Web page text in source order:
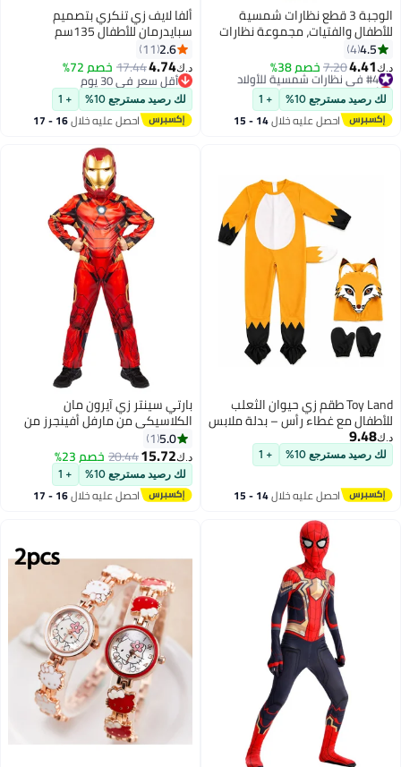
الوجبة 3 قطع نظارات شمسية
للأطفال والفتيات، مجموعة نظارات
شمسية على شكل عين القطة
للأطفال، نظارات على شكل قلب
عامًا، هدايا حفلات لطيفة للأطفال
الأولاد والبنات من سن 3 إلى 10
سنوات، لوازم حفلات أعياد الميلاد
4.5
4
د.ك‏4.41
7.20خصم 38% #4 في نظارات شمسية للأولاد
أقل سعر في 30 يوم
#4 في نظارات شمسية للأولاد
لك رصيد مسترجع 10% + 1
احصل عليه خلال 14 - 15
ألفا لايف زي تنكري بتصميم
سبايدرمان للأطفال 135سم
2.6
11
د.ك‏4.74
17.44خصم 72%
أقل سعر في 30 يوم
أقل سعر في 30 يوم
لك رصيد مسترجع 10% + 1
احصل عليه خلال 16 - 17
Toy Land طقم زي حيوان الثعلب
للأطفال مع غطاء رأس – بدلة ملابس
11 سنة
د.ك‏9.48
لك رصيد مسترجع 10% + 1
احصل عليه خلال 14 - 15
بارتي سينتر زي آيرون مان
الكلاسيكي من مارفل أفينجرز من
بارتي سنتر
5.0
1
د.ك‏15.72
20.44خصم 23%
لك رصيد مسترجع 10% + 1
احصل عليه خلال 16 - 17